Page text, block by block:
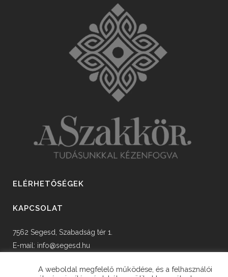
ELÉRHETŐSÉGEK
KAPCSOLAT
7562 Segesd, Szabadság tér 1.
E-mail: info@segesd.hu
A weboldal megfelelő működése, és a felhasználói